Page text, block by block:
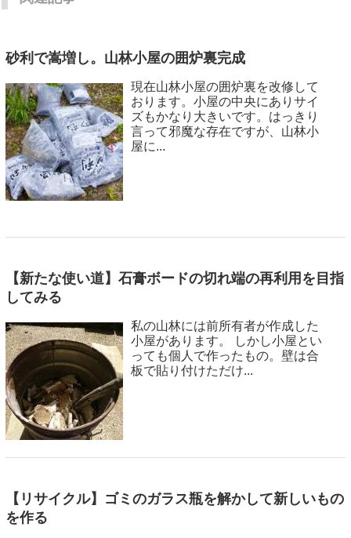
砂利で嵩増し。山林小屋の囲炉裏完成
現在山林小屋の囲炉裏を改修して
おります。小屋の中央にありサイ
ズもかなり大きいです。はっきり
言って邪魔な存在ですが、山林小
屋に...
【新たな使い道】石膏ボードの切れ端の再利用を目指
してみる
私の山林には前所有者が作成した
小屋があります。 しかし小屋とい
っても個人で作ったもの。壁は合
板で貼り付けただけ...
【リサイクル】ゴミのガラス瓶を解かして新しいもの
を作る